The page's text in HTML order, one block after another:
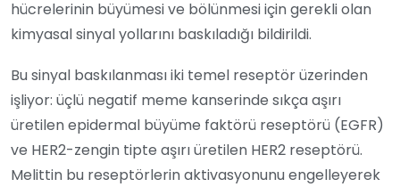
hücrelerinin büyümesi ve bölünmesi için gerekli olan
kimyasal sinyal yollarını baskıladığı bildirildi.
Bu sinyal baskılanması iki temel reseptör üzerinden
işliyor: üçlü negatif meme kanserinde sıkça aşırı
üretilen epidermal büyüme faktörü reseptörü (EGFR)
ve HER2-zengin tipte aşırı üretilen HER2 reseptörü.
Melittin bu reseptörlerin aktivasyonunu engelleyerek